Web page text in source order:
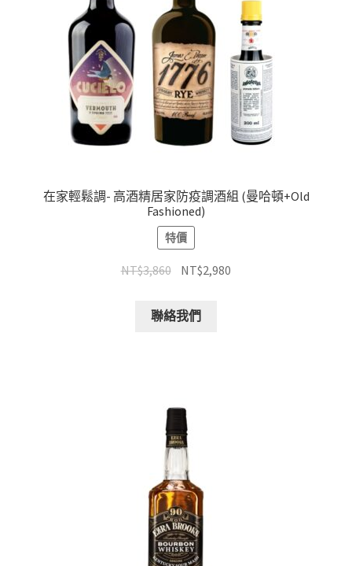
在家輕鬆調- 高酒精居家防疫調酒組 (曼哈頓+Old
Fashioned)
特價
NT$3,860 NT$2,980
聯絡我們